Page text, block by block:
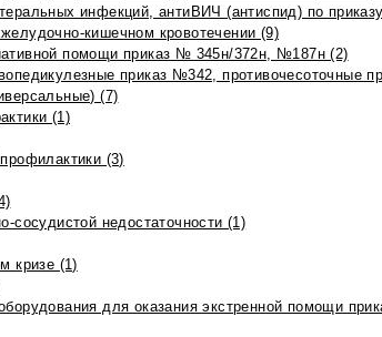
инфекций, антиВИЧ (антиспид) по
кишечном кровотечении (9)
помощи приказ № 345н/372н, №187н (2)
приказ №342, противочесоточные
(7)
(1)
(3)
сосудистой недостаточности (1)
кризе (1)
для оказания экстренной помощи